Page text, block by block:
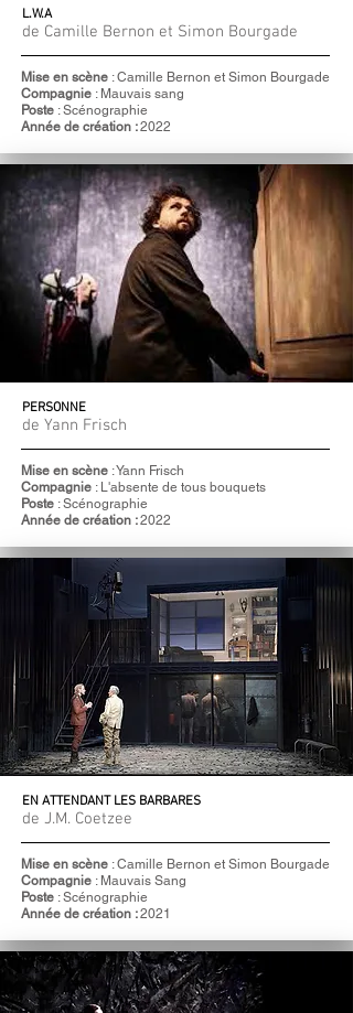
L.W.A
de Camille Bernon et Simon Bourgade
Mise en scène : Camille Bernon et Simon Bourgade
Compagnie : Mauvais sang
Poste : Scénographie
Année de création :2022
PERSONNE
de Yann Frisch
Mise en scène : Yann Frisch
Compagnie : L'absente de tous bouquets
Poste : Scénographie
Année de création :2022
EN ATTENDANT LES BARBARES
de J.M. Coetzee
Mise en scène : Camille Bernon et Simon Bourgade
Compagnie : Mauvais Sang
Poste : Scénographie
Année de création :2021